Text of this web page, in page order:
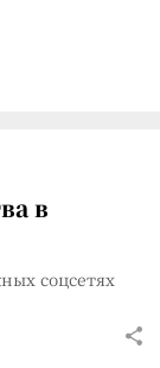
в
соцсетях